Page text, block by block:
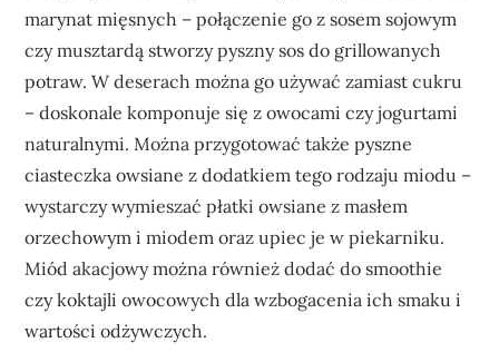
marynat mięsnych – połączenie go z sosem sojowym
czy musztardą stworzy pyszny sos do grillowanych
potraw. W deserach można go używać zamiast cukru
– doskonale komponuje się z owocami czy jogurtami
naturalnymi. Można przygotować także pyszne
ciasteczka owsiane z dodatkiem tego rodzaju miodu –
wystarczy wymieszać płatki owsiane z masłem
orzechowym i miodem oraz upiec je w piekarniku.
Miód akacjowy można również dodać do smoothie
czy koktajli owocowych dla wzbogacenia ich smaku i
wartości odżywczych.